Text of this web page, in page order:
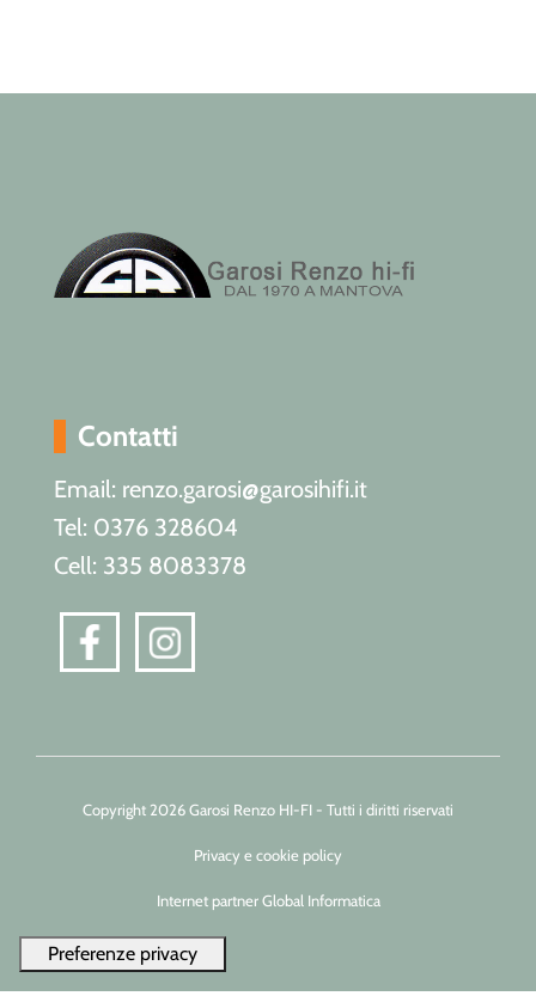
Contatti
Email: renzo.garosi@garosihifi.it
Tel: 0376 328604
Cell: 335 8083378
Copyright 2026 Garosi Renzo HI-FI - Tutti i diritti riservati
Privacy e cookie policy
Internet partner Global Informatica